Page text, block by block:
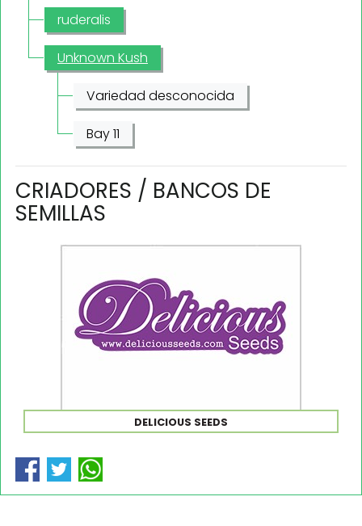
ruderalis
Unknown Kush
Variedad desconocida
Bay 11
CRIADORES / BANCOS DE
SEMILLAS
DELICIOUS SEEDS